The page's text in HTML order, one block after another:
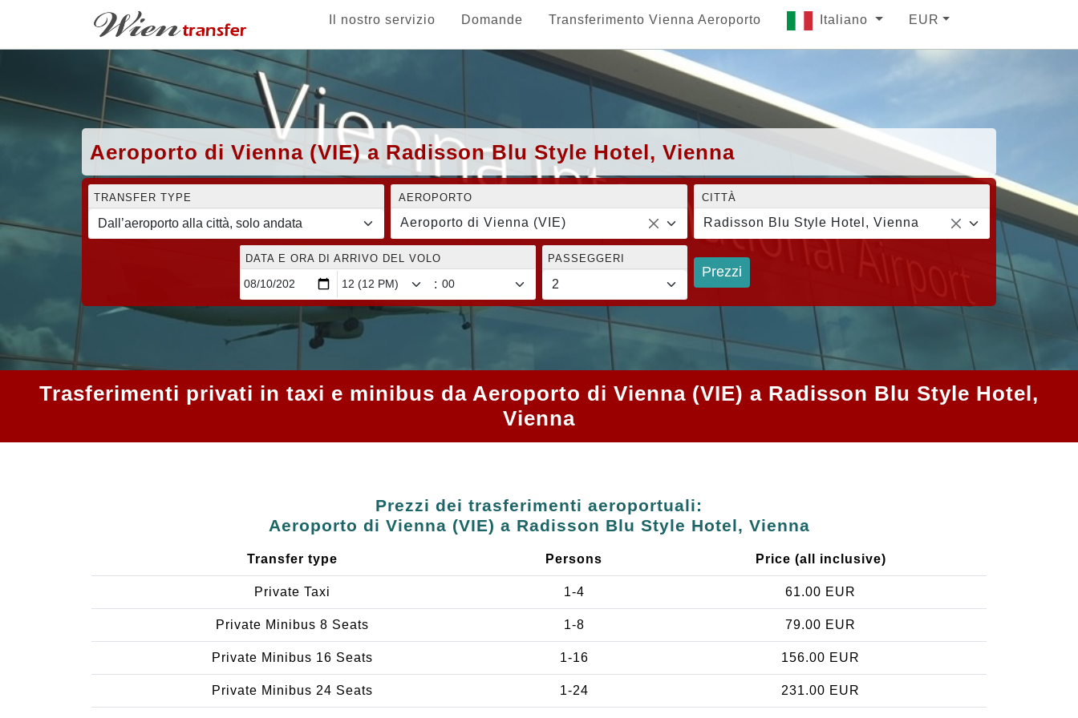
Il nostro servizio Domande Transferimento Vienna Aeroporto Italiano EUR
Aeroporto di Vienna (VIE) a Radisson Blu Style Hotel, Vienna
TRANSFER TYPE AEROPORTO
Aeroporto di Vienna (VIE)
CITTÀ
Radisson Blu Style Hotel, Vienna
DATA E ORA DI ARRIVO DEL VOLO
:
PASSEGGERI
Prezzi
Trasferimenti privati in taxi e minibus da Aeroporto di Vienna (VIE) a Radisson Blu Style Hotel,
Vienna
Prezzi dei trasferimenti aeroportuali:
Aeroporto di Vienna (VIE) a Radisson Blu Style Hotel, Vienna
Transfer type Persons Price (all inclusive)
Private Taxi 1-4 61.00 EUR
Private Minibus 8 Seats 1-8 79.00 EUR
Private Minibus 16 Seats 1-16 156.00 EUR
Private Minibus 24 Seats 1-24 231.00 EUR